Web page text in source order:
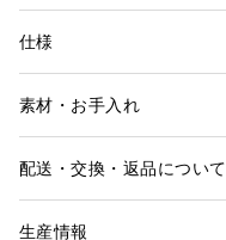
仕様
素材・お手入れ
配送・交換・返品について
生産情報